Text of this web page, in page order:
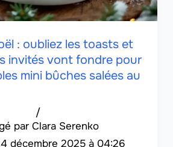
: oubliez les toasts et
invités vont fondre pour
mini bûches salées au
Clara Serenko
/
décembre 2025 à 04:26